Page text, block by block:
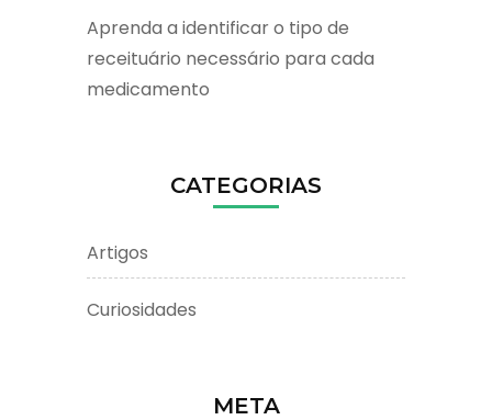
Aprenda a identificar o tipo de
receituário necessário para cada
medicamento
CATEGORIAS
Artigos
Curiosidades
META